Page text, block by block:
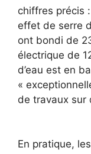
chiffres précis
effet de serre
ont bondi de
électrique de
d’eau est en
«
de travaux sur
En pratique,